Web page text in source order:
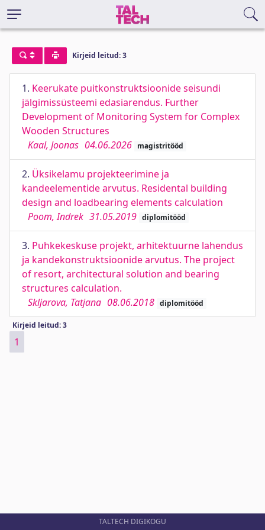
Kirjeid leitud: 3
1. Keerukate puitkonstruktsioonide seisundi
jälgimissüsteemi edasiarendus. Further
Development of Monitoring System for Complex
Wooden Structures
Kaal, Joonas 04.06.2026 magistritööd
2. Üksikelamu projekteerimine ja
kandeelementide arvutus. Residental building
design and loadbearing elements calculation
Poom, Indrek 31.05.2019 diplomitööd
3. Puhkekeskuse projekt, arhitektuurne lahendus
ja kandekonstruktsioonide arvutus. The project
of resort, architectural solution and bearing
structures calculation.
Skljarova, Tatjana 08.06.2018 diplomitööd
Kirjeid leitud: 3
1
TALTECH DIGIKOGU